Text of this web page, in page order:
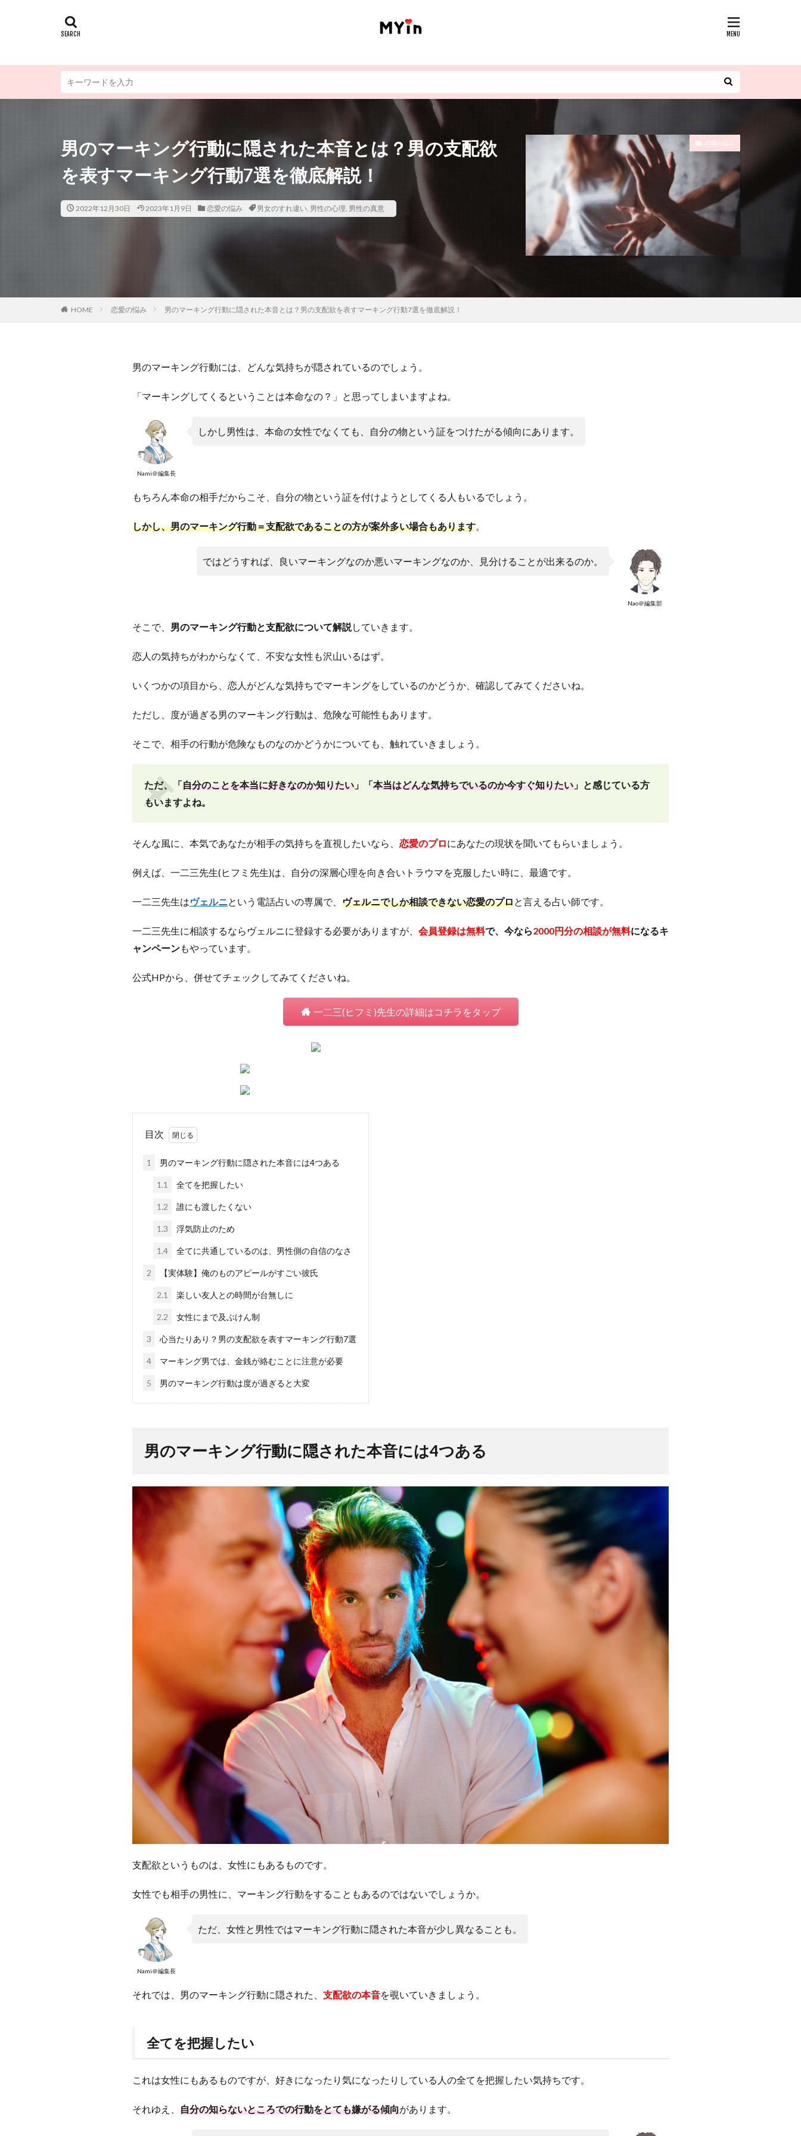
男のマーキング行動に隠された本音とは？男の支配欲
を表すマーキング行動7選を徹底解説！
2022年12月30日 2023年1月9日 恋愛の悩み 男女のすれ違い, 男性の心理, 男性の真意
恋愛の悩み
HOME 恋愛の悩み 男のマーキング行動に隠された本音とは？男の支配欲を表すマーキング行動7選を徹底解説！
男のマーキング行動には、どんな気持ちが隠されているのでしょう。
「マーキングしてくるということは本命なの？」と思ってしまいますよね。
Nami＠編集長
しかし男性は、本命の女性でなくても、自分の物という証をつけたがる傾向にあります。
もちろん本命の相手だからこそ、自分の物という証を付けようとしてくる人もいるでしょう。
しかし、男のマーキング行動＝支配欲であることの方が案外多い場合もあります
Nao＠編集部
ではどうすれば、良いマーキングなのか悪いマーキングなのか、見分けることが出来るのか。
そこで、 男のマーキング行動と支配欲について解説 していきます。
恋人の気持ちがわからなくて、不安な女性も沢山いるはず。
いくつかの項目から、恋人がどんな気持ちでマーキングをしているのかどうか、確認してみてくださいね。
ただし、度が過ぎる男のマーキング行動は、危険な可能性もあります。
そこで、相手の行動が危険なものなのかどうかについても、触れていきましょう。
ただ、「自分のことを本当に好きなのか知りたい 」「本当はどんな気持ちでいるのか今すぐ知りたい 」と感じている方
もいますよね。
そんな風に、本気であなたが相手の気持ちを直視したいなら、 恋愛のプロにあなたの現状を聞いてもらいましょう。
例えば、一二三先生(ヒフミ先生)は、自分の深層心理を向き合いトラウマを克服したい時に、最適です。
一二三先生はヴェルニ という電話占いの専属で、 ヴェルニでしか相談できない恋愛のプロと言える占い師です。
一二三先生に相談するならヴェルニに登録する必要がありますが、 会員登録は無料で、今なら2000円分の相談が無料になるキ
ャンペーンもやっています。
公式HPから、併せてチェックしてみてくださいね。
一二三(ヒフミ)先生の詳細はコチラをタップ
目次
1 男のマーキング行動に隠された本音には4つある
1.1 全てを把握したい
1.2 誰にも渡したくない
1.3 浮気防止のため
1.4 全てに共通しているのは、男性側の自信のなさ
2 【実体験】俺のものアピールがすごい彼氏
2.1 楽しい友人との時間が台無しに
2.2 女性にまで及ぶけん制
3 心当たりあり？男の支配欲を表すマーキング行動7選
4 マーキング男では、金銭が絡むことに注意が必要
5 男のマーキング行動は度が過ぎると大変
男のマーキング行動に隠された本音には4つある
支配欲というものは、女性にもあるものです。
女性でも相手の男性に、マーキング行動をすることもあるのではないでしょうか。
Nami＠編集長
ただ、女性と男性ではマーキング行動に隠された本音が少し異なることも。
それでは、男のマーキング行動に隠された、 支配欲の本音を覗いていきましょう。
全てを把握したい
これは女性にもあるものですが、好きになったり気になったりしている人の全てを把握したい気持ちです。
それゆえ、 自分の知らないところでの行動をとても嫌がる傾向があります。